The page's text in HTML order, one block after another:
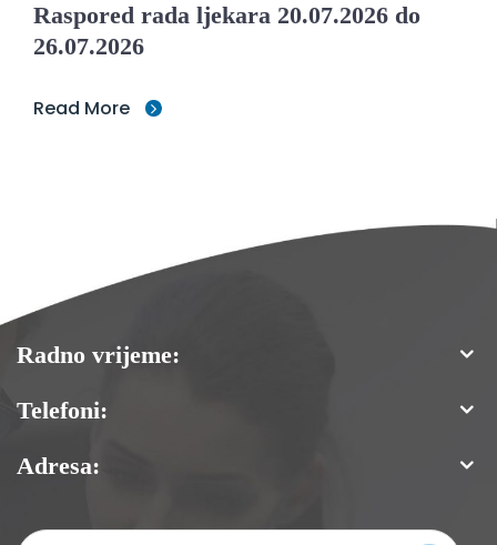
Raspored rada ljekara 20.07.2026 do
26.07.2026
Read More
Radno vrijeme:
Telefoni:
Adresa: